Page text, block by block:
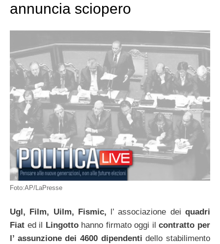
annuncia sciopero
Foto:AP/LaPresse
Ugl, Film, Uilm, Fismic, l’ associazione deiquadri
Fiat ed il Lingottohanno firmato oggi ilcontratto per
l’ assunzione dei 4600 dipendenti dello stabilimento